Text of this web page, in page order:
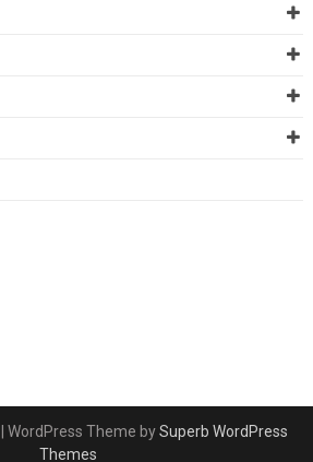
| WordPress Theme bySuperb WordPress
Themes